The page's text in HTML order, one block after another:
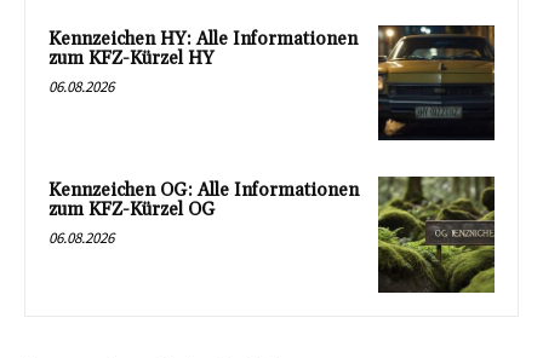
Kennzeichen HY: Alle Informationen
zum KFZ-Kürzel HY
06.08.2026
Kennzeichen OG: Alle Informationen
zum KFZ-Kürzel OG
06.08.2026